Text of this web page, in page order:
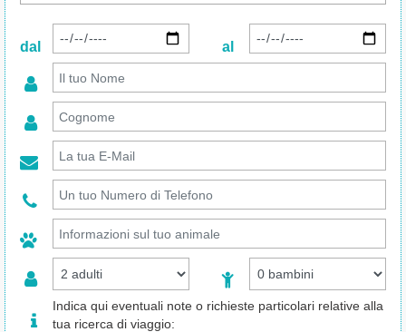
dal al
Indica qui eventuali note o richieste particolari relative alla
tua ricerca di viaggio: